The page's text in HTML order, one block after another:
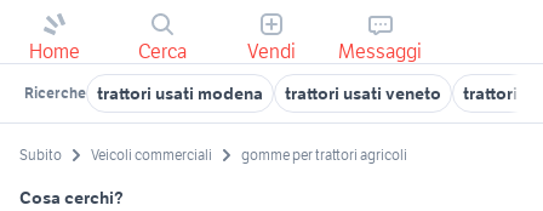
Home Cerca Vendi Messaggi
Ricerche trattori usati modena trattori usati veneto trattori
Subito Veicoli commerciali gomme per trattori agricoli
Cosa cerchi?